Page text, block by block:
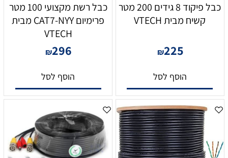
כבל פיקוד 8 גידים 200 מטר
קשיח מבית VTECH
₪225
הוסף לסל
כבל רשת מקצועי 100 מטר
פרימיום CAT7-NYY מבית
VTECH
₪296
הוסף לסל